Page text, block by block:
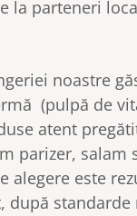
la parteneri
noastre
(pulpă de
atent
parizer, salam
alegere este
după standarde